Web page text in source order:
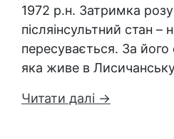
1972 р.н. Затримка
післяінсультний стан –
пересувається. За
яка живе в
Читати далі →